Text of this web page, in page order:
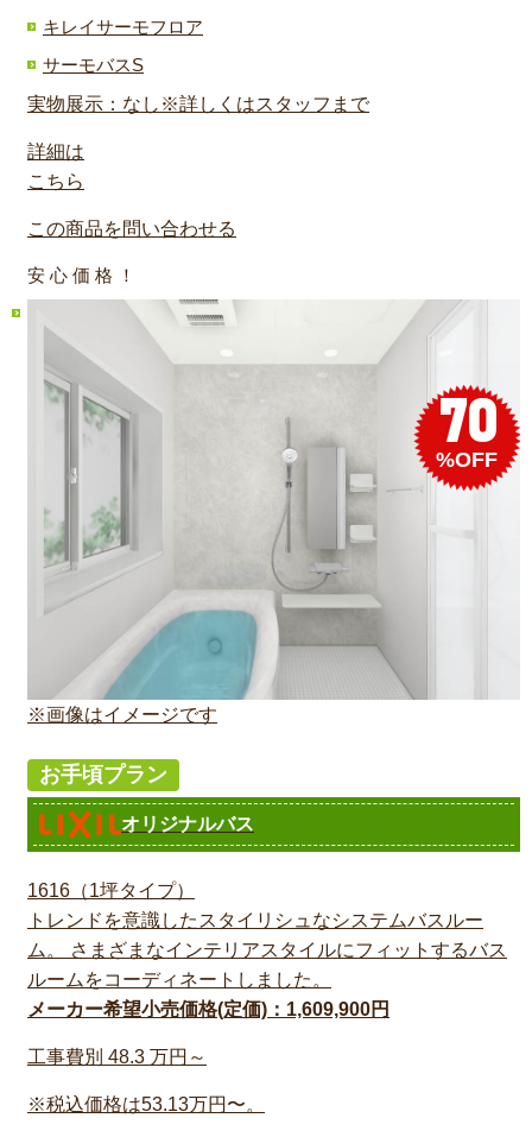
キレイサーモフロア
サーモバスS
実物展示：なし※詳しくはスタッフまで
詳細は
こちら
この商品を問い合わせる
安 心 価 格 ！
70
%OFF
※画像はイメージです
お手頃プラン
オリジナルバス
1616（1坪タイプ）
トレンドを意識したスタイリシュなシステムバスルー
ム。 さまざまなインテリアスタイルにフィットするバス
ルームをコーディネートしました。
メーカー希望小売価格(定価)：1,609,900円
工事費別 48.3 万円～
※税込価格は53.13万円〜。